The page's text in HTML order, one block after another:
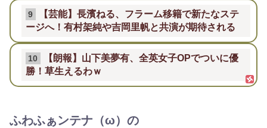
9
【芸能】長濱ねる、フラーム移籍で新たなステ
ージへ！有村架純や吉岡里帆と共演が期待される
10
【朗報】山下美夢有、全英女子OPでついに優
勝！草生えるわｗ
ふわふぁンテナ（ω）の